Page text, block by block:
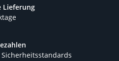
Lieferung